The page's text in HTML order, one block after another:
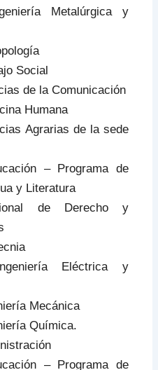
Metalúrgica y
Social
de la Comunicación
Humana
Agrarias de la sede
– Programa de
y Literatura
de Derecho y
Eléctrica y
Mecánica
Química.
– Programa de